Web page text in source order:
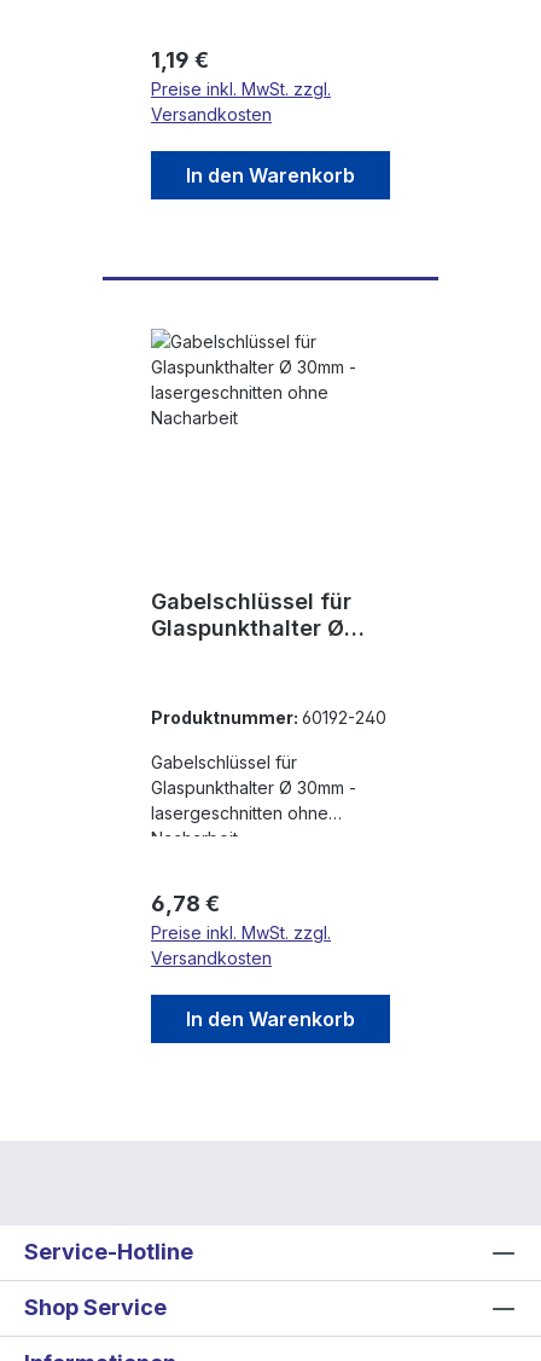
Regulärer Preis:
1,19 €
Preise inkl. MwSt. zzgl.
Versandkosten
In den Warenkorb
Gabelschlüssel für
Glaspunkthalter Ø
ohne Nacharbeit
Produktnummer: 60192-240
Gabelschlüssel für
Glaspunkthalter Ø 30mm -
lasergeschnitten ohne
Nacharbeit
Regulärer Preis:
6,78 €
Preise inkl. MwSt. zzgl.
Versandkosten
In den Warenkorb
Service-Hotline
Shop Service